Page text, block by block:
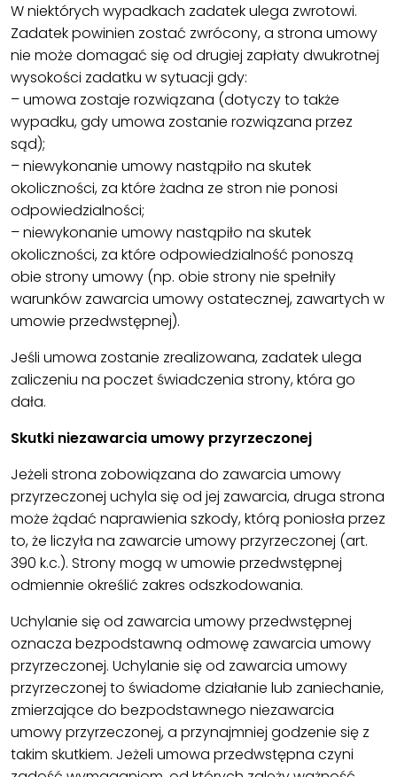
W niektórych wypadkach zadatek ulega zwrotowi.
Zadatek powinien zostać zwrócony, a strona umowy
nie może domagać się od drugiej zapłaty dwukrotnej
wysokości zadatku w sytuacji gdy:
– umowa zostaje rozwiązana (dotyczy to także
wypadku, gdy umowa zostanie rozwiązana przez
sąd);
– niewykonanie umowy nastąpiło na skutek
okoliczności, za które żadna ze stron nie ponosi
odpowiedzialności;
– niewykonanie umowy nastąpiło na skutek
okoliczności, za które odpowiedzialność ponoszą
obie strony umowy (np. obie strony nie spełniły
warunków zawarcia umowy ostatecznej, zawartych w
umowie przedwstępnej).
Jeśli umowa zostanie zrealizowana, zadatek ulega
zaliczeniu na poczet świadczenia strony, która go
dała.
Skutki niezawarcia umowy przyrzeczonej
Jeżeli strona zobowiązana do zawarcia umowy
przyrzeczonej uchyla się od jej zawarcia, druga strona
może żądać naprawienia szkody, którą poniosła przez
to, że liczyła na zawarcie umowy przyrzeczonej (art.
390 k.c.). Strony mogą w umowie przedwstępnej
odmiennie określić zakres odszkodowania.
Uchylanie się od zawarcia umowy przedwstępnej
oznacza bezpodstawną odmowę zawarcia umowy
przyrzeczonej. Uchylanie się od zawarcia umowy
przyrzeczonej to świadome działanie lub zaniechanie,
zmierzające do bezpodstawnego niezawarcia
umowy przyrzeczonej, a przynajmniej godzenie się z
takim skutkiem. Jeżeli umowa przedwstępna czyni